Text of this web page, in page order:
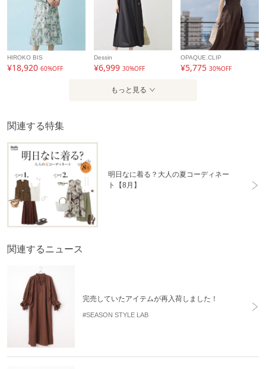
HIROKO BIS
¥18,920 60%OFF
Dessin
¥6,99930%OFF
OPAQUE.CLIP
¥5,77530%OFF
もっと見る
関連する特集
明日なに着る？大人の夏コーディネー
ト【8月】
関連するニュース
完売していたアイテムが再入荷しました！
#SEASON STYLE LAB